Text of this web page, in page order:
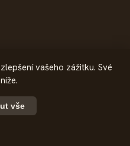
Právní informace
Ochrana soukromí
vašeho zážitku. Své
vše